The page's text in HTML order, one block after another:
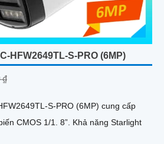
HFW2649TL-S-PRO (6MP)
₫
S-PRO (6MP) cung cấp
1. 8”. Khả năng Starlight